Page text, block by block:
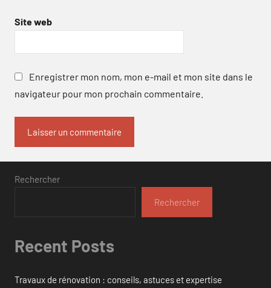
Site web
Enregistrer mon nom, mon e-mail et mon site dans le
navigateur pour mon prochain commentaire.
Rechercher
Rechercher
Recent Posts
Travaux de rénovation : conseils, astuces et expertise